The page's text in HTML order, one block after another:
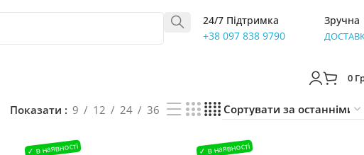
24/7 Підтримка
+38 097 838 9790
Зручна
0
Показати 9 12 24 36